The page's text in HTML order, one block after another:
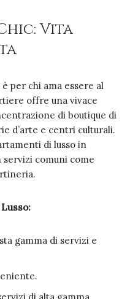
Vita
per chi ama essere al
offre una vivace
di boutique di
d’arte e centri culturali.
di lusso in
servizi comuni come
gamma di servizi e